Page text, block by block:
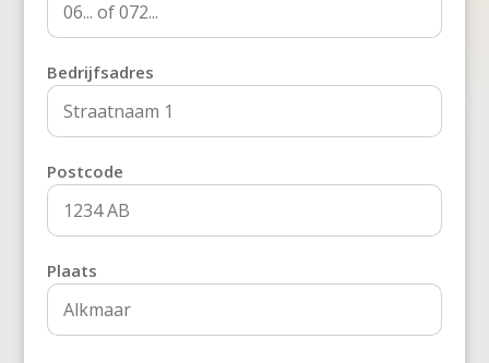
Bedrijfsadres
Postcode
Plaats